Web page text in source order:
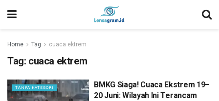
Home Tag cuaca ektrem
Tag: cuaca ektrem
TANPA KATEGORI
BMKG Siaga! Cuaca Ekstrem 19–
20 Juni: Wilayah Ini Terancam